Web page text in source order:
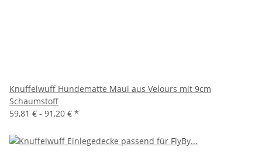
Knuffelwuff Hundematte Maui aus Velours mit 9cm
Schaumstoff
59,81 € - 91,20 € *